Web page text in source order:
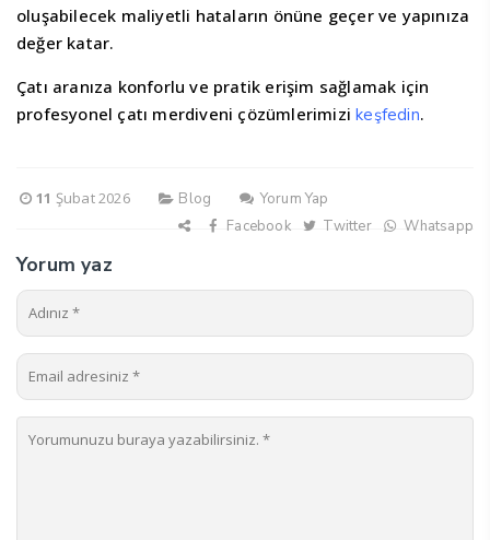
oluşabilecek maliyetli hataların önüne geçer ve yapınıza
değer katar.
Çatı aranıza konforlu ve pratik erişim sağlamak için
profesyonel çatı merdiveni çözümlerimizikeşfedin.
11 Şubat 2026 Blog
Yorum Yap
Facebook
Twitter Whatsapp
Yorum yaz